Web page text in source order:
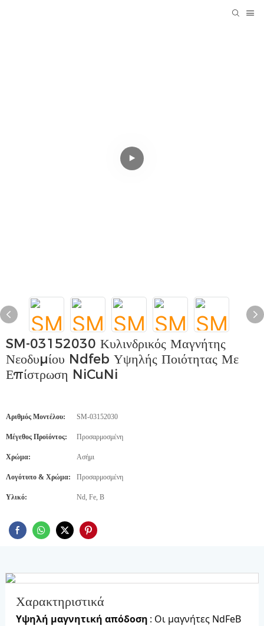
SM-03152030 Κυλινδρικός Μαγνήτης
Νεοδυμίου Ndfeb Υψηλής Ποιότητας Με
Επίστρωση NiCuNi
Αριθμός Μοντέλου: SM-03152030
Μέγεθος Προϊόντος: Προσαρμοσμένη
Χρώμα: Ασήμι
Λογότυπο & Χρώμα: Προσαρμοσμένη
Υλικό: Nd, Fe, B
Χαρακτηριστικά
Υψηλή μαγνητική απόδοση : Οι μαγνήτες NdFeB